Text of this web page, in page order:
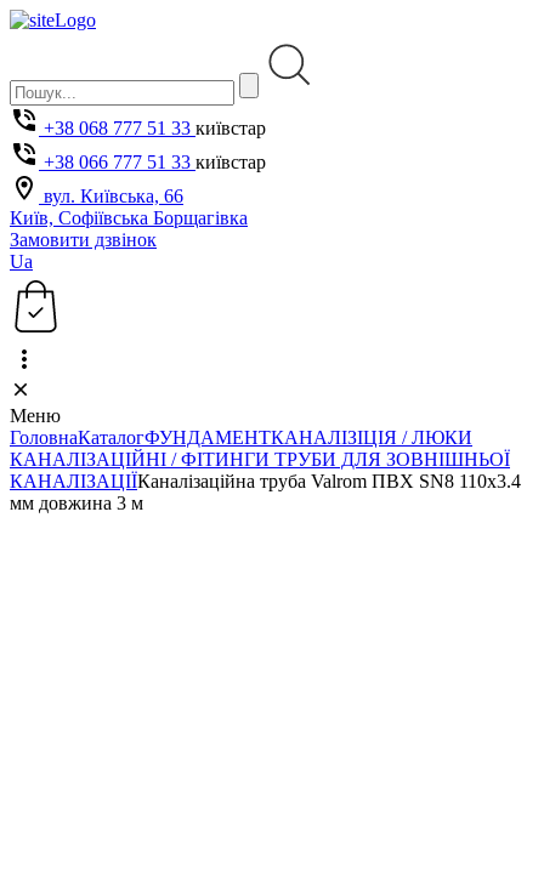
+38 068 777 51 33 київстар
+38 066 777 51 33 київстар
вул. Київська, 66
Київ, Софіївська Борщагівка
Замовити дзвінок
Ua
Меню
ГоловнаКаталогФУНДАМЕНТКАНАЛІЗІЦІЯ / ЛЮКИ
КАНАЛІЗАЦІЙНІ / ФІТИНГИ ТРУБИ ДЛЯ ЗОВНІШНЬОЇ
КАНАЛІЗАЦІЇКаналізаційна труба Valrom ПВХ SN8 110x3.4
мм довжина 3 м